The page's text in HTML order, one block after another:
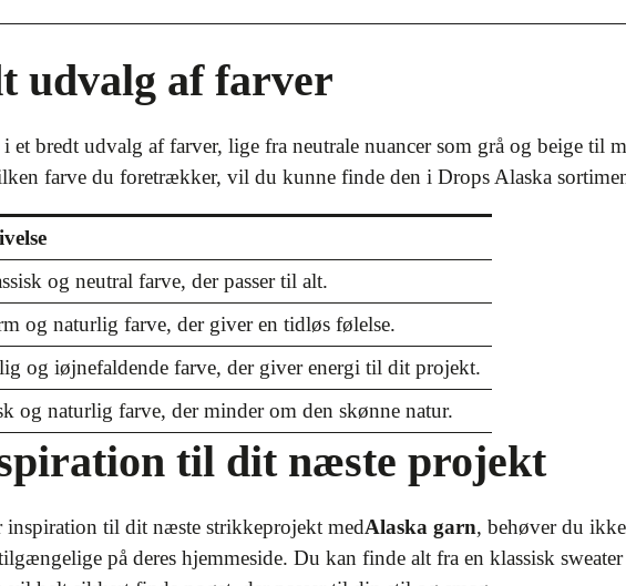
udvalg af farver
i et bredt udvalg af farver, lige fra neutrale nuancer som grå og beige til
farve du foretrækker, vil du kunne finde den i Drops Alaska
og neutral farve, der passer til alt.
og naturlig farve, der giver en tidløs følelse.
og iøjnefaldende farve, der giver energi til dit projekt.
og naturlig farve, der minder om den skønne natur.
til dit næste projekt
inspiration til dit næste strikkeprojekt medAlaska garn, behøver du
på deres hjemmeside. Du kan finde alt fra en klassisk